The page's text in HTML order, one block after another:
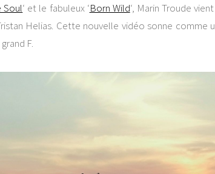
Soul‘ et le fabuleux ‘Born Wild‘, Marin Troude
Helias. Cette nouvelle vidéo sonne comme
F.